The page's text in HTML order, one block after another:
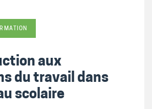
aux
du travail dans
scolaire